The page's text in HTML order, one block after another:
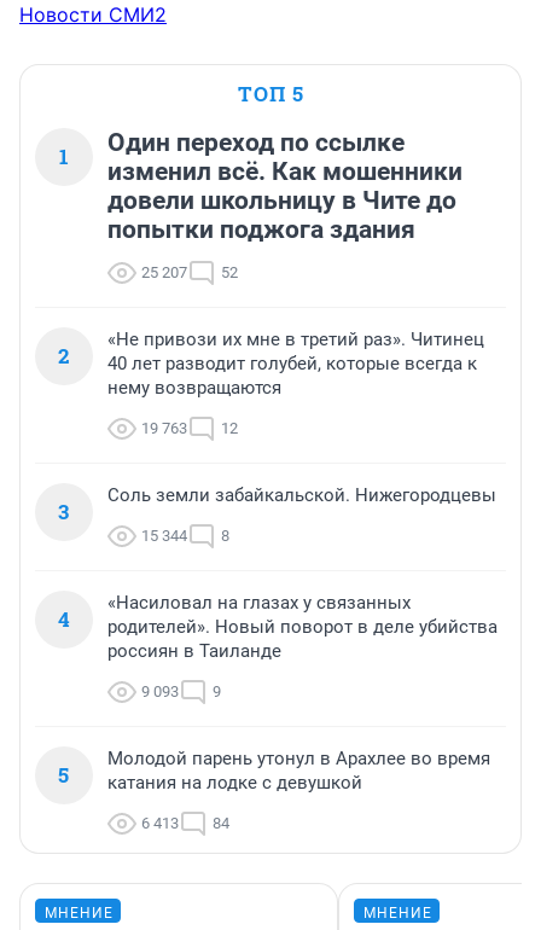
Новости СМИ2
ТОП 5
1
Один переход по ссылке
изменил всё. Как мошенники
довели школьницу в Чите до
попытки поджога здания
25 207 52
2
«Не привози их мне в третий раз». Читинец
40 лет разводит голубей, которые всегда к
нему возвращаются
19 763 12
3
Соль земли забайкальской. Нижегородцевы
15 344 8
4
«Насиловал на глазах у связанных
родителей». Новый поворот в деле убийства
россиян в Таиланде
9 093 9
5
Молодой парень утонул в Арахлее во время
катания на лодке с девушкой
6 413 84
МНЕНИЕ МНЕНИЕ